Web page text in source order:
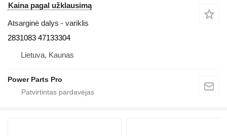
Kaina pagal užklausimą
Atsarginė dalys - variklis
2831083 47133304
Lietuva, Kaunas
Power Parts Pro